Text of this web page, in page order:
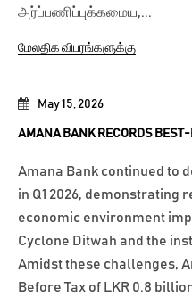
May 15, 2026
AMANA BANK RECORDS BEST-
Amana Bank continued to
in Q1 2026, demonstrating
economic environment
Cyclone Ditwah and the
Amidst these challenges,
Before Tax of LKR 0.8
அர்ப்பணிப்புக்கமைய,...
மேலதிக விபரங்களுக்கு